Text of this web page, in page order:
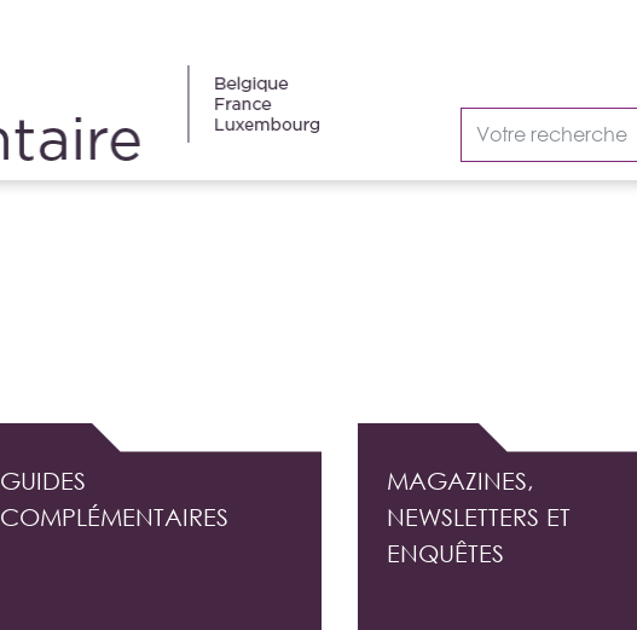
GUIDES
COMPLÉMENTAIRES
MAGAZINES,
NEWSLETTERS ET
ENQUÊTES